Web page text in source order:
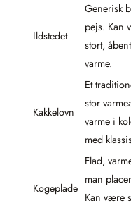
Ildstedet
Generisk
pejs. Kan
stort,
varme.
Kakkelovn
Et
stor
varme i
med
Kogeplade
Flad,
man
Kan være